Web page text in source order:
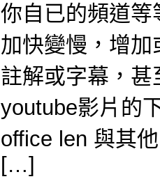
你自已的頻道
加快變慢，增
註解或字幕，
youtube影片的
office len 與其
[…]